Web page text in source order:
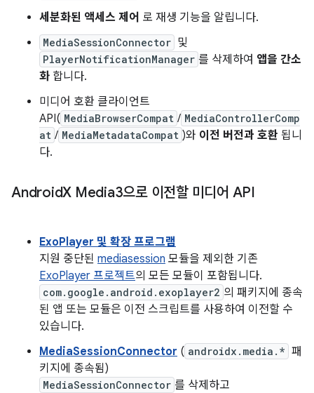
세분화된 액세스 제어 로 재생 기능을 알립니다.
MediaSessionConnector 및
PlayerNotificationManager 를 삭제하여 앱을 간소
화 합니다.
미디어 호환 클라이언트
API( MediaBrowserCompat / MediaControllerComp
at / MediaMetadataCompat )와 이전 버전과 호환 됩니
다.
AndroidX Media3으로 이전할 미디어 API
ExoPlayer 및 확장 프로그램
지원 중단된 mediasession 모듈을 제외한 기존
ExoPlayer 프로젝트의 모든 모듈이 포함됩니다.
com.google.android.exoplayer2 의 패키지에 종속
된 앱 또는 모듈은 이전 스크립트를 사용하여 이전할 수
있습니다.
MediaSessionConnector ( androidx.media.* 패
키지에 종속됨)
MediaSessionConnector 를 삭제하고